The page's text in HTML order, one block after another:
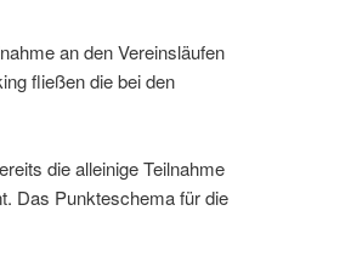
an den Vereinsläufen
fließen die bei den
die alleinige Teilnahme
Das Punkteschema für die